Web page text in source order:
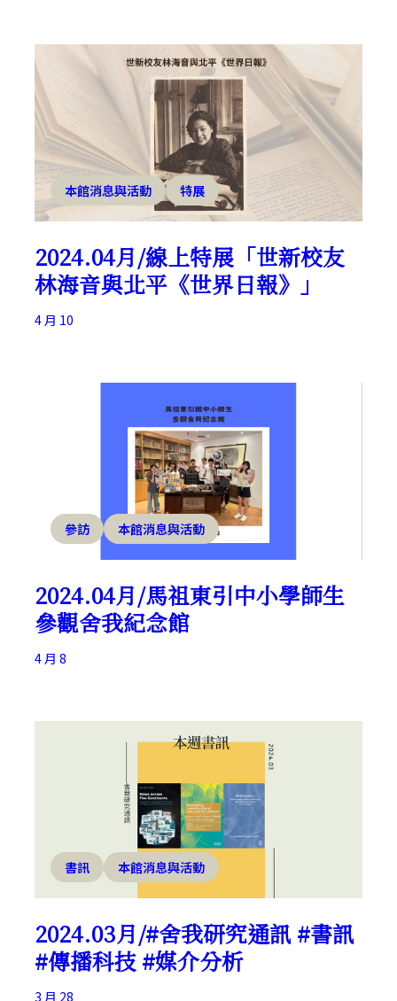
本館消息與活動 特展
2024.04月/線上特展「世新校友
林海音與北平《世界日報》」
4 月 10
參訪 本館消息與活動
2024.04月/馬祖東引中小學師生
參觀舍我紀念館
4 月 8
書訊 本館消息與活動
2024.03月/#舍我研究通訊 #書訊
#傳播科技 #媒介分析
3 月 28